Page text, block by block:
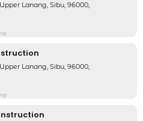
Lanang, Sibu, 96000,
Lanang, Sibu, 96000,